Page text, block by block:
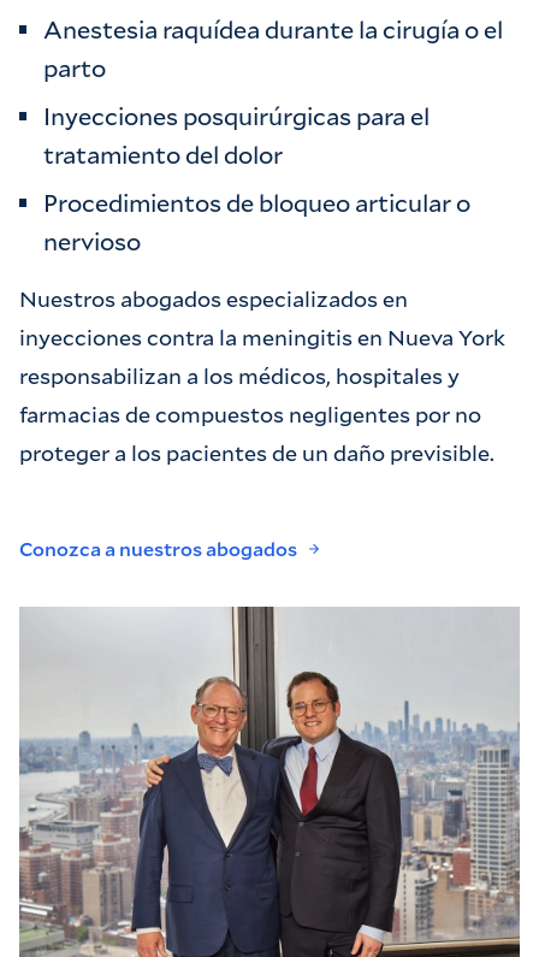
Anestesia raquídea durante la cirugía o el
parto
Inyecciones posquirúrgicas para el
tratamiento del dolor
Procedimientos de bloqueo articular o
nervioso
Nuestros abogados especializados en
inyecciones contra la meningitis en Nueva York
responsabilizan a los médicos, hospitales y
farmacias de compuestos negligentes por no
proteger a los pacientes de un daño previsible.
Conozca a nuestros abogados